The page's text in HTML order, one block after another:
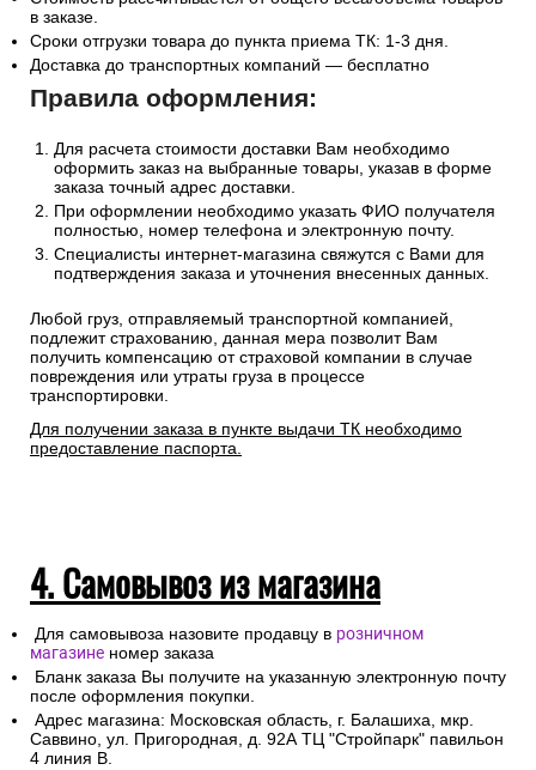
в заказе.
Сроки отгрузки товара до пункта приема ТК: 1-3 дня.
Доставка до транспортных компаний — бесплатно
Правила оформления:
Для расчета стоимости доставки Вам необходимо
оформить заказ на выбранные товары, указав в форме
заказа точный адрес доставки.
При оформлении необходимо указать ФИО получателя
полностью, номер телефона и электронную почту.
Специалисты интернет-магазина свяжутся с Вами для
подтверждения заказа и уточнения внесенных данных.
Любой груз, отправляемый транспортной компанией,
подлежит страхованию, данная мера позволит Вам
получить компенсацию от страховой компании в случае
повреждения или утраты груза в процессе
транспортировки.
Для получении заказа в пункте выдачи ТК необходимо
предоставление паспорта.
4. Самовывоз из магазина
Для самовывоза назовите продавцу в розничном
магазине номер заказа
Бланк заказа Вы получите на указанную электронную почту
после оформления покупки.
Адрес магазина: Московская область, г. Балашиха, мкр.
Саввино, ул. Пригородная, д. 92А ТЦ "Стройпарк" павильон
4 линия В.